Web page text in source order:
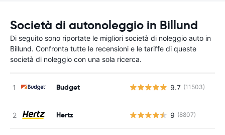
Società di autonoleggio in Billund
Di seguito sono riportate le migliori società di noleggio auto in
Billund. Confronta tutte le recensioni e le tariffe di queste
società di noleggio con una sola ricerca.
Budget 9.7 (11503)
Hertz 9 (8807)